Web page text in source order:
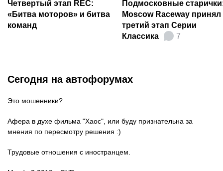
Четвертый этап REC:
«Битва моторов» и битва
команд
Подмосковные
Moscow Raceway принял
третий этап Серии
Классика
7
Сегодня на автофорумах
Это мошенники?
Афера в духе фильма "Хаос", или буду признательна за
мнения по пересмотру решения :)
Трудовые отношения с иностранцем.